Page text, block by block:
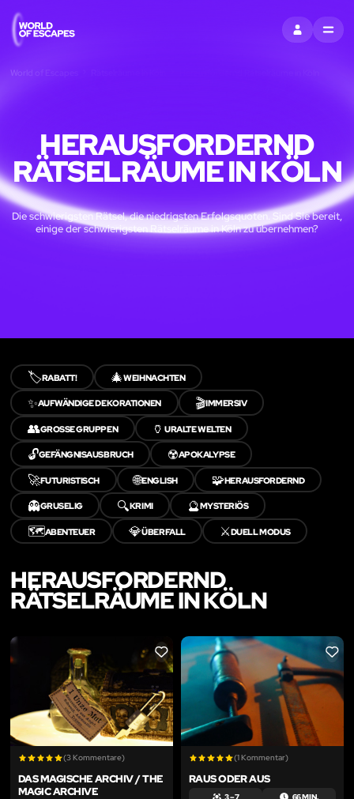
EINTRAGEN
MENU
World of Escapes
HERAUSFORDERND
RÄTSELRÄUME IN KÖLN
Die schwierigsten Rätsel, die niedrigsten Erfolgsquoten. Sind Sie bereit,
einige der schwierigsten Rätselräume in Köln zu übernehmen?
🏷️RABATT! 🎄WEIHNACHTEN
✨AUFWÄNDIGE DEKORATIONEN 🎬IMMERSIV
👥GROSSE GRUPPEN 🏺URALTE WELTEN
🔓GEFÄNGNISAUSBRUCH ☢️APOKALYPSE
🚀FUTURISTISCH 🌐ENGLISH 🧩HERAUSFORDERND
👻GRUSELIG 🔍KRIMI 🔮MYSTERIÖS
🗺️ABENTEUER 💎ÜBERFALL ⚔️DUELL MODUS
HERAUSFORDERND
RÄTSELRÄUME IN KÖLN
LIKE
(3 Kommentare)
DAS MAGISCHE ARCHIV / THE
MAGIC ARCHIVE
LIKE
(1 Kommentar)
RAUS ODER AUS